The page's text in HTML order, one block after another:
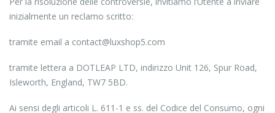
inizialmente un reclamo scritto:
tramite email a contact@luxshop5.com
tramite lettera a DOTLEAP LTD, indirizzo Unit 126, Spur Road,
Isleworth, England, TW7 5BD.
Ai sensi degli articoli L. 611-1 e ss. del Codice del Consumo, ogni